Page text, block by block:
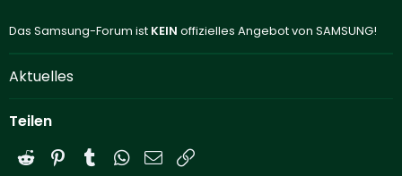
Das Samsung-Forum ist KEIN offizielles Angebot von SAMSUNG!
Aktuelles
Teilen
Reddit PinterestTumblrWhatsApp
E-Mail